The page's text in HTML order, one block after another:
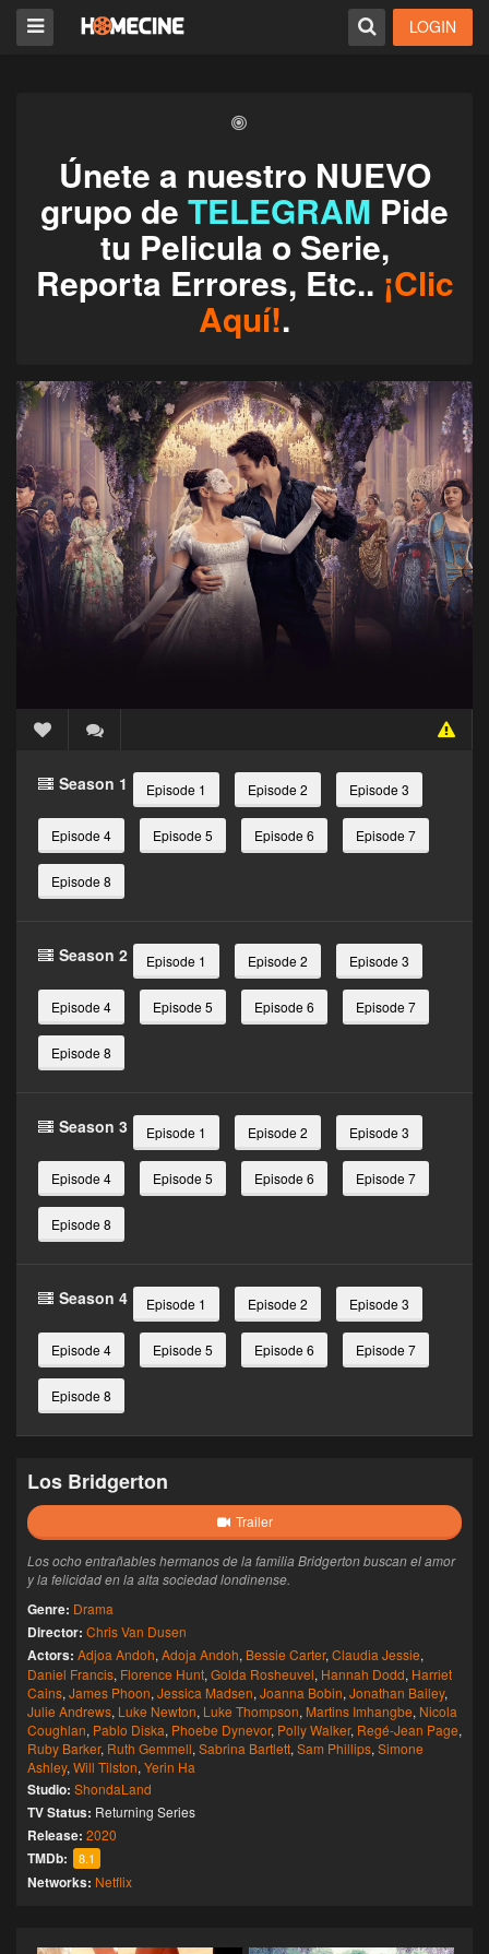
LOGIN
Únete a nuestro NUEVO
grupo de TELEGRAM Pide
tu Pelicula o Serie,
Reporta Errores, Etc.. ¡Clic
Aquí!.
Season 1 Episode 1 Episode 2 Episode 3
Episode 4 Episode 5 Episode 6 Episode 7
Episode 8
Season 2 Episode 1 Episode 2 Episode 3
Episode 4 Episode 5 Episode 6 Episode 7
Episode 8
Season 3 Episode 1 Episode 2 Episode 3
Episode 4 Episode 5 Episode 6 Episode 7
Episode 8
Season 4 Episode 1 Episode 2 Episode 3
Episode 4 Episode 5 Episode 6 Episode 7
Episode 8
Los Bridgerton
Trailer
Los ocho entrañables hermanos de la familia Bridgerton buscan el amor
y la felicidad en la alta sociedad londinense.
Genre: Drama
Director: Chris Van Dusen
Actors: Adjoa Andoh, Adoja Andoh, Bessie Carter, Claudia Jessie,
Daniel Francis, Florence Hunt, Golda Rosheuvel, Hannah Dodd, Harriet
Cains, James Phoon, Jessica Madsen, Joanna Bobin, Jonathan Bailey,
Julie Andrews, Luke Newton, Luke Thompson, Martins Imhangbe, Nicola
Coughlan, Pablo Diska, Phoebe Dynevor, Polly Walker, Regé-Jean Page,
Ruby Barker, Ruth Gemmell, Sabrina Bartlett, Sam Phillips, Simone
Ashley, Will Tilston, Yerin Ha
Studio: ShondaLand
TV Status: Returning Series
Release: 2020
TMDb: 8.1
Networks: Netflix